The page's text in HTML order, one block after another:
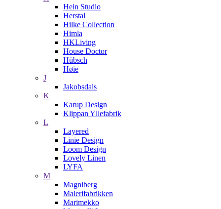
Hein Studio
Herstal
Hilke Collection
Himla
HKLiving
House Doctor
Hübsch
Høie
J
Jakobsdals
K
Karup Design
Klippan Yllefabrik
L
Layered
Linie Design
Loom Design
Lovely Linen
LYFA
M
Magniberg
Malerifabrikken
Marimekko